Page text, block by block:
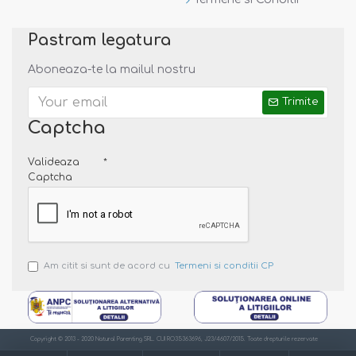
Pastram legatura
Aboneaza-te la mailul nostru
Trimite
Captcha
Valideaza
Captcha
Am citit si sunt de acord cu Termeni si conditii CP
Copyright © 2013 - 2020 Natural Parenting SRL. CUI RO35363696, J23/4607/2015. Toate drepturile rezervate